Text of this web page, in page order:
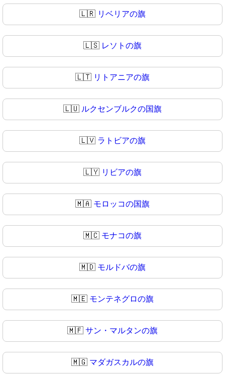
🇱🇷 リベリアの旗
🇱🇸 レソトの旗
🇱🇹 リトアニアの旗
🇱🇺 ルクセンブルクの国旗
🇱🇻 ラトビアの旗
🇱🇾 リビアの旗
🇲🇦 モロッコの国旗
🇲🇨 モナコの旗
🇲🇩 モルドバの旗
🇲🇪 モンテネグロの旗
🇲🇫 サン・マルタンの旗
🇲🇬 マダガスカルの旗